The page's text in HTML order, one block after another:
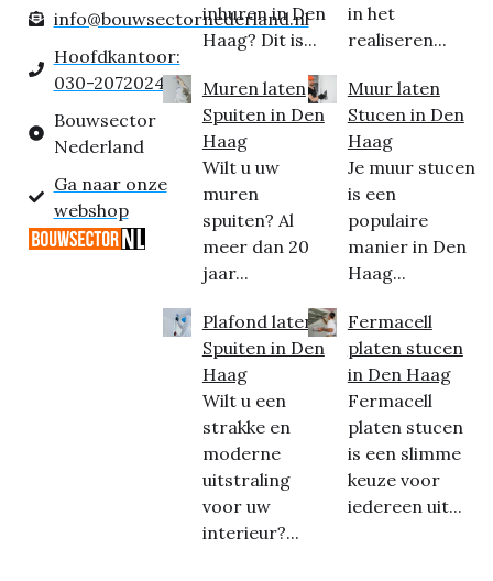
info@bouwsectornederland.nl
Hoofdkantoor:
030-2072024
Bouwsector
Nederland
Ga naar onze
webshop
inhuren in Den
Haag? Dit is...
Muren laten
Spuiten in Den
Haag
Wilt u uw
muren
spuiten? Al
meer dan 20
jaar...
Plafond laten
Spuiten in Den
Haag
Wilt u een
strakke en
moderne
uitstraling
voor uw
interieur?...
in het
realiseren...
Muur laten
Stucen in Den
Haag
Je muur stucen
is een
populaire
manier in Den
Haag...
Fermacell
platen stucen
in Den Haag
Fermacell
platen stucen
is een slimme
keuze voor
iedereen uit...